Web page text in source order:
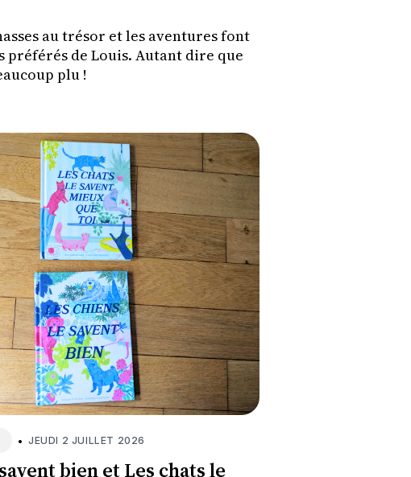
au trésor et les aventures font
préférés de Louis. Autant dire que
plu !
• JEUDI 2 JUILLET 2026
bien et Les chats le